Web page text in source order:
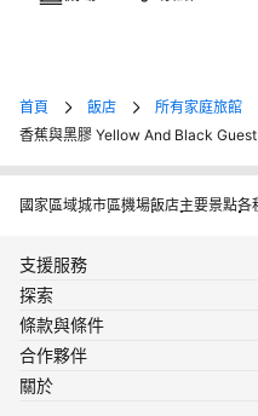
首頁 飯店 所有家庭旅館
香蕉與黑膠 Yellow And Black
國家區域城市區機場飯店主要景點各
支援服務
探索
條款與條件
合作夥伴
關於